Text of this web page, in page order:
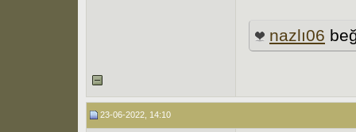
nazlı06
23-06-2022, 14:10